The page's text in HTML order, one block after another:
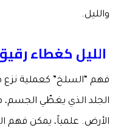
والليل.
الليل كغطاء
فهم “السلخ” كعملية نزع
الجلد الذي يغطّي
الأرض. علمياً، يمكن فهم